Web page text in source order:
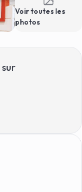
Voir toutes les
photos
sur